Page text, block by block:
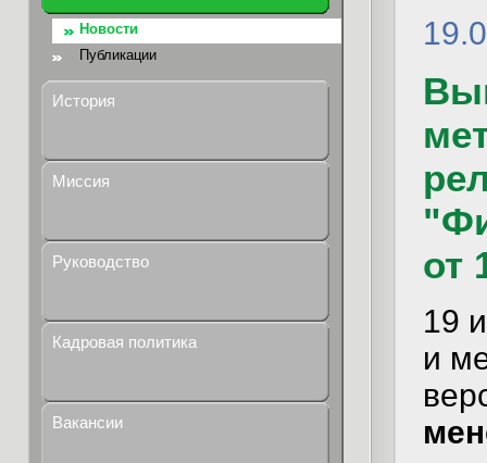
Новости
Публикации
История
Миссия
Руководство
Кадровая политика
Вакансии
от
19
и